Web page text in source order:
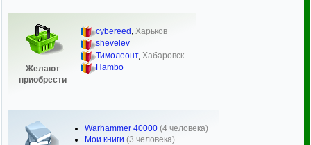
Желают
приобрести
cybereed , Харьков
shevelev
Тимолеонт, Хабаровск
Hambo
Warhammer 40000 (4 человека)
Мои книги (3 человека)